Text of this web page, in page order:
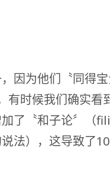
因为他们〝同得宝
有时候我们确实看
了〝和子论〞（
法），这导致了